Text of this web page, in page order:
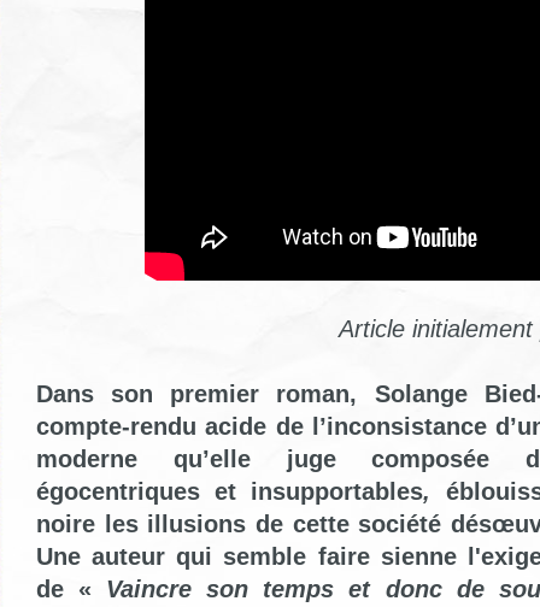
Article
Dans son premier roman, Solange
compte-rendu acide de l’inconsistance
moderne qu’elle juge composée
égocentriques et insupportables,
noire les illusions de cette société
Une auteur qui semble faire sienne
de « Vaincre son temps et donc de